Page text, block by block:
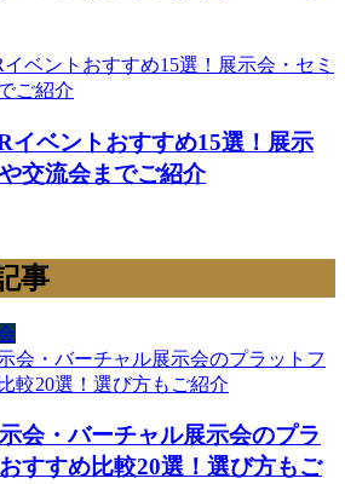
イベントおすすめ15選！展示
交流会までご紹介
事
会・バーチャル展示会のプラ
すすめ比較20選！選び方もご